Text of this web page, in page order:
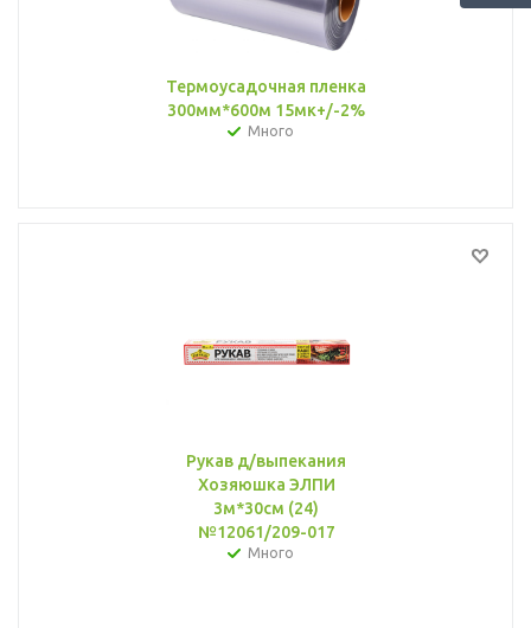
Термоусадочная пленка
300мм*600м 15мк+/-2%
Много
Рукав д/выпекания
Хозяюшка ЭЛПИ
3м*30см (24)
№12061/209-017
Много